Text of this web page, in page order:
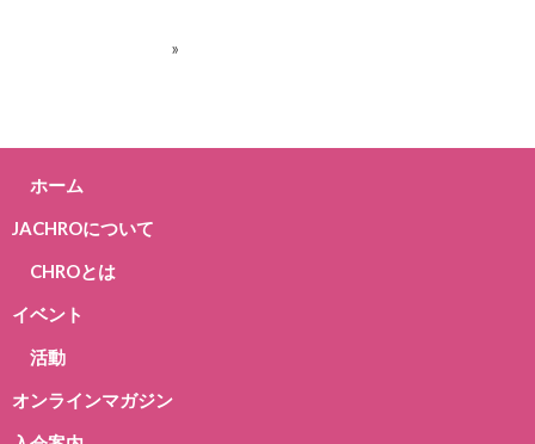
»
ホーム
JACHROについて
CHROとは
イベント
活動
オンラインマガジン